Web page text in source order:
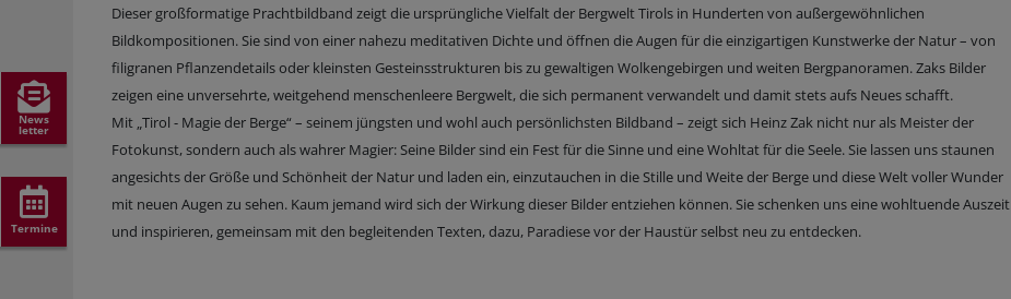
News
letter
Termine
Dieser großformatige Prachtbildband zeigt die ursprüngliche Vielfalt der Bergwelt Tirols in Hunderten von außergewöhnlichen
Bildkompositionen. Sie sind von einer nahezu meditativen Dichte und öffnen die Augen für die einzigartigen Kunstwerke der Natur – von
filigranen Pflanzendetails oder kleinsten Gesteinsstrukturen bis zu gewaltigen Wolkengebirgen und weiten Bergpanoramen. Zaks Bilder
zeigen eine unversehrte, weitgehend menschenleere Bergwelt, die sich permanent verwandelt und damit stets aufs Neues schafft.
Mit „Tirol - Magie der Berge“ – seinem jüngsten und wohl auch persönlichsten Bildband – zeigt sich Heinz Zak nicht nur als Meister der
Fotokunst, sondern auch als wahrer Magier: Seine Bilder sind ein Fest für die Sinne und eine Wohltat für die Seele. Sie lassen uns staunen
angesichts der Größe und Schönheit der Natur und laden ein, einzutauchen in die Stille und Weite der Berge und diese Welt voller Wunder
mit neuen Augen zu sehen. Kaum jemand wird sich der Wirkung dieser Bilder entziehen können. Sie schenken uns eine wohltuende Auszeit
und inspirieren, gemeinsam mit den begleitenden Texten, dazu, Paradiese vor der Haustür selbst neu zu entdecken.